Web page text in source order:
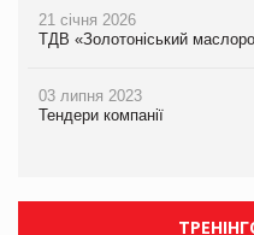
21 січня 2026
ТДВ «Золотоніський
03 липня 2023
Тендери компанії